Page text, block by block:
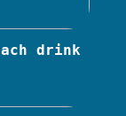
drink